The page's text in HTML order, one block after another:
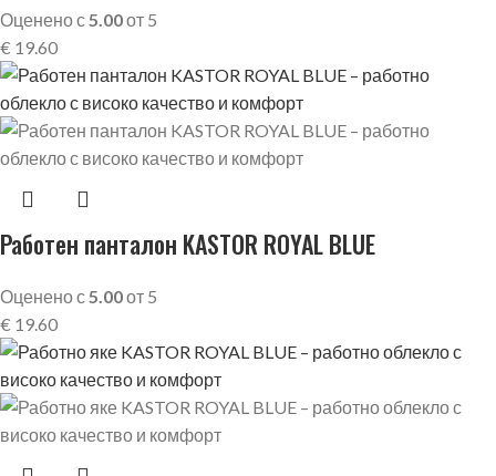
Оценено с5.00от 5
€ 19.60
Работен панталон KASTOR ROYAL BLUE
Оценено с5.00от 5
€ 19.60